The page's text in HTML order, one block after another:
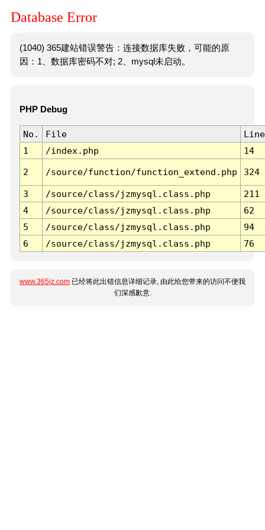
Database Error
(1040) 365建站错误警告：连接数据库失败，可能的原
因：1、数据库密码不对; 2、mysql未启动。
PHP Debug
No. File
Line
1
/index.php 14
2 /source/function/function_extend.php 324
3 /source/class/jzmysql.class.php
211
4
/source/class/jzmysql.class.php
62
5
/source/class/jzmysql.class.php
94
6
/source/class/jzmysql.class.php 76
www.365jz.com 已经将此出错信息详细记录, 由此给您带来的访问不便我
们深感歉意.